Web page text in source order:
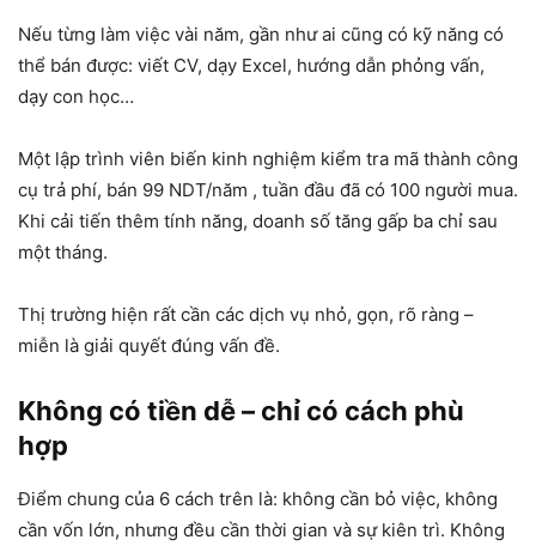
Nếu từng làm việc vài năm, gần như ai cũng có kỹ năng có
thể bán được: viết CV, dạy Excel, hướng dẫn phỏng vấn,
dạy con học…
Một lập trình viên biến kinh nghiệm kiểm tra mã thành công
cụ trả phí, bán 99 NDT/năm , tuần đầu đã có 100 người mua.
Khi cải tiến thêm tính năng, doanh số tăng gấp ba chỉ sau
một tháng.
Thị trường hiện rất cần các dịch vụ nhỏ, gọn, rõ ràng –
miễn là giải quyết đúng vấn đề.
Không có tiền dễ – chỉ có cách phù
hợp
Điểm chung của 6 cách trên là: không cần bỏ việc, không
cần vốn lớn, nhưng đều cần thời gian và sự kiên trì. Không